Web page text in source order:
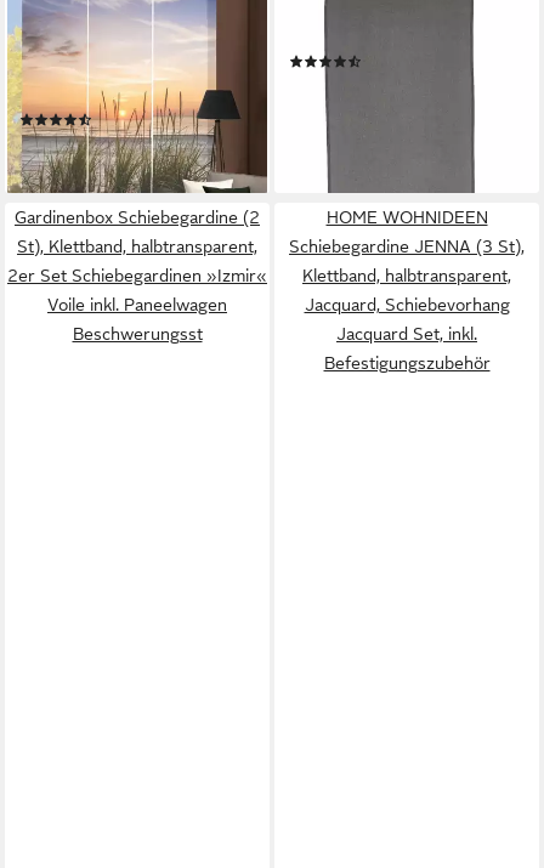
Schiebegardine EVENING (3
St), Klettband, blickdicht, HxB:
245x60, inkl.
Befestigungszubehör
(14)
ab 84,90 €
lieferbar - in 4-5 Werktagen bei dir
Schiebegardine LINO (1 St),
Klettband, blickdicht
21,99 €
lieferbar - in 2-3 Werktagen bei dir
Gardinenbox Schiebegardine (2
St), Klettband, halbtransparent,
2er Set Schiebegardinen »Izmir«
Voile inkl. Paneelwagen
Beschwerungsst
HOME WOHNIDEEN
Schiebegardine JENNA (3 St),
Klettband, halbtransparent,
Jacquard, Schiebevorhang
Jacquard Set, inkl.
Befestigungszubehör